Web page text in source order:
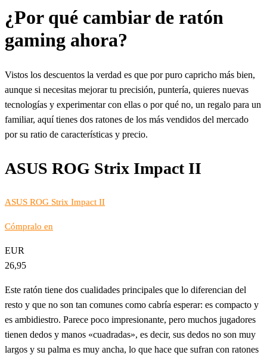
¿Por qué cambiar de ratón
gaming ahora?
Vistos los descuentos la verdad es que por puro capricho más bien,
aunque si necesitas mejorar tu precisión, puntería, quieres nuevas
tecnologías y experimentar con ellas o por qué no, un regalo para un
familiar, aquí tienes dos ratones de los más vendidos del mercado
por su ratio de características y precio.
ASUS ROG Strix Impact II
ASUS ROG Strix Impact II
Cómpralo en
EUR
26,95
Este ratón tiene dos cualidades principales que lo diferencian del
resto y que no son tan comunes como cabría esperar: es compacto y
es ambidiestro. Parece poco impresionante, pero muchos jugadores
tienen dedos y manos «cuadradas», es decir, sus dedos no son muy
largos y su palma es muy ancha, lo que hace que sufran con ratones